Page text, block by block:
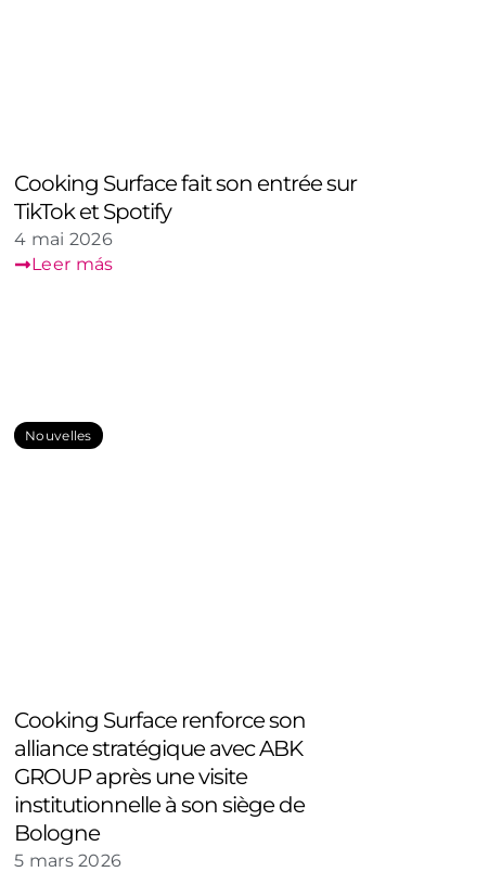
Cooking Surface fait son entrée sur
TikTok et Spotify
4 mai 2026
Leer más
Nouvelles
Cooking Surface renforce son
alliance stratégique avec ABK
GROUP après une visite
institutionnelle à son siège de
Bologne
5 mars 2026